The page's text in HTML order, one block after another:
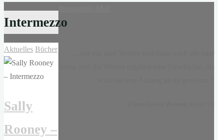
Intermezzo
Aktuelles Bücher
Sally
Rooney –